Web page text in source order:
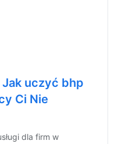
Jak uczyć bhp
Ci Nie
dla firm w